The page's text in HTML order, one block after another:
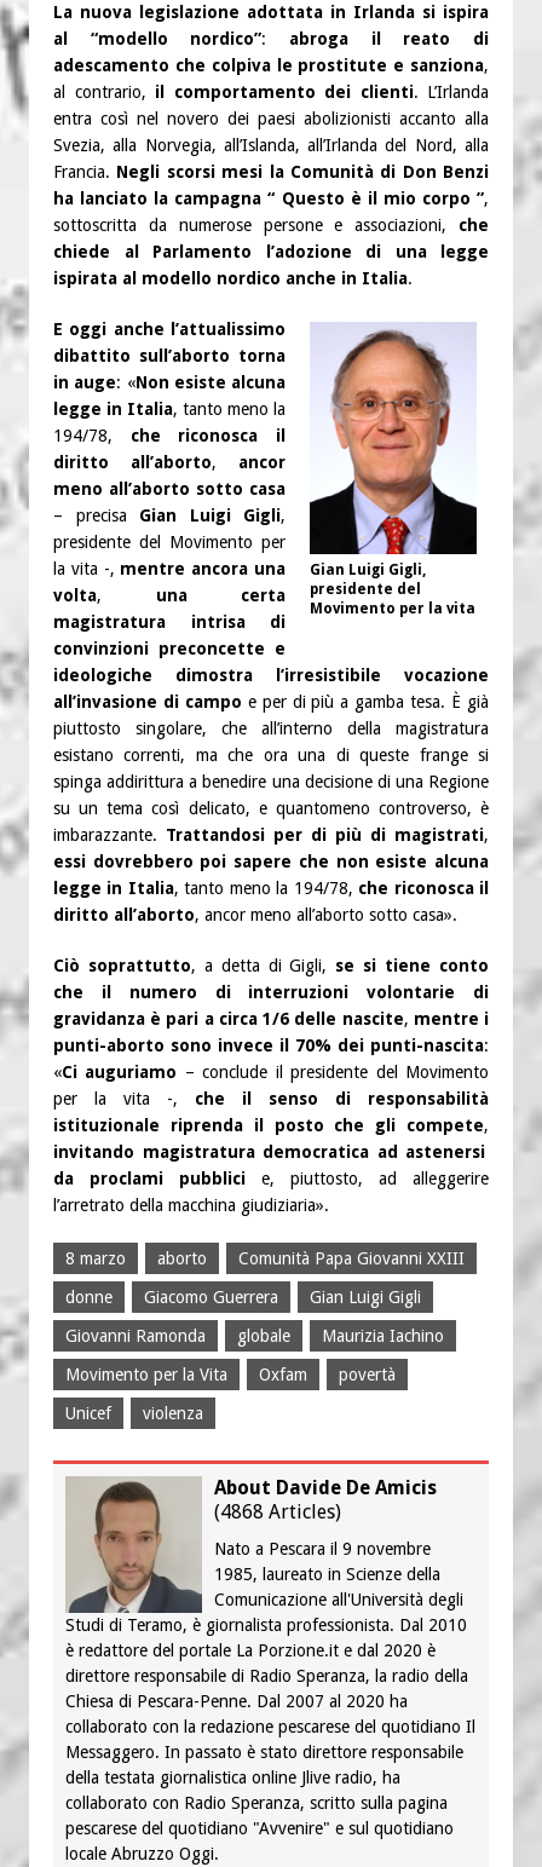
La nuova legislazione adottata in Irlanda si ispira
al “modello nordico”: abroga il reato di
adescamento che colpiva le prostitute e sanziona,
al contrario, il comportamento dei clienti. L’Irlanda
entra così nel novero dei paesi abolizionisti accanto alla
Svezia, alla Norvegia, all’Islanda, all’Irlanda del Nord, alla
Francia. Negli scorsi mesi la Comunità di Don Benzi
ha lanciato la campagna “ Questo è il mio corpo ”,
sottoscritta da numerose persone e associazioni, che
chiede al Parlamento l’adozione di una legge
ispirata al modello nordico anche in Italia.
Gian Luigi Gigli,
presidente del
Movimento per la vita
E oggi anche l’attualissimo
dibattito sull’aborto torna
in auge: «Non esiste alcuna
legge in Italia, tanto meno la
194/78, che riconosca il
diritto all’aborto, ancor
meno all’aborto sotto casa
– precisa Gian Luigi Gigli,
presidente del Movimento per
la vita -, mentre ancora una
volta, una certa
magistratura intrisa di
convinzioni preconcette e
ideologiche dimostra l’irresistibile vocazione
all’invasione di campo e per di più a gamba tesa. È già
piuttosto singolare, che all’interno della magistratura
esistano correnti, ma che ora una di queste frange si
spinga addirittura a benedire una decisione di una Regione
su un tema così delicato, e quantomeno controverso, è
imbarazzante. Trattandosi per di più di magistrati,
essi dovrebbero poi sapere che non esiste alcuna
legge in Italia, tanto meno la 194/78, che riconosca il
diritto all’aborto, ancor meno all’aborto sotto casa».
Ciò soprattutto, a detta di Gigli, se si tiene conto
che il numero di interruzioni volontarie di
gravidanza è pari a circa 1/6 delle nascite, mentre i
punti-aborto sono invece il 70% dei punti-nascita:
«Ci auguriamo – conclude il presidente del Movimento
per la vita -, che il senso di responsabilità
istituzionale riprenda il posto che gli compete,
invitando magistratura democratica ad astenersi
da proclami pubblici e, piuttosto, ad alleggerire
l’arretrato della macchina giudiziaria».
8 marzo aborto
Comunità Papa Giovanni XXIII
donne
Giacomo Guerrera
Gian Luigi Gigli
Giovanni Ramonda
globale
Maurizia Iachino
Movimento per la Vita
Oxfam
povertà
Unicef
violenza
About Davide De Amicis
(4868 Articles)
Nato a Pescara il 9 novembre
1985, laureato in Scienze della
Comunicazione all'Università degli
Studi di Teramo, è giornalista professionista. Dal 2010
è redattore del portale La Porzione.it e dal 2020 è
direttore responsabile di Radio Speranza, la radio della
Chiesa di Pescara-Penne. Dal 2007 al 2020 ha
collaborato con la redazione pescarese del quotidiano Il
Messaggero. In passato è stato direttore responsabile
della testata giornalistica online Jlive radio, ha
collaborato con Radio Speranza, scritto sulla pagina
pescarese del quotidiano "Avvenire" e sul quotidiano
locale Abruzzo Oggi.